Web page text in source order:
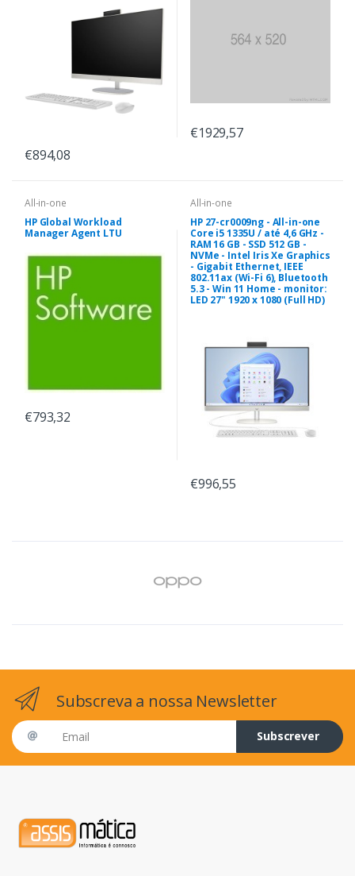
€894,08
€1929,57
All-in-one
HP Global Workload
Manager Agent LTU
€793,32
All-in-one
HP 27-cr0009ng - All-in-one
Core i5 1335U / até 4,6 GHz -
RAM 16 GB - SSD 512 GB -
NVMe - Intel Iris Xe Graphics
- Gigabit Ethernet, IEEE
802.11ax (Wi-Fi 6), Bluetooth
5.3 - Win 11 Home - monitor:
LED 27" 1920 x 1080 (Full HD)
€996,55
Subscreva a nossa Newsletter
Email address
Subscrever